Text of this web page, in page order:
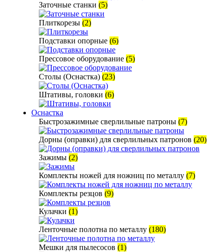
Заточные станки (5)
Плиткорезы (2)
Подставки опорные (6)
Прессовое оборудование (5)
Столы (Оснастка) (23)
Штативы, головки (6)
Оснастка
Быстрозажимные сверлильные патроны (7)
Дорны (оправки) для сверлильных патронов (20)
Зажимы (2)
Комплекты ножей для ножниц по металлу (7)
Комплекты резцов (9)
Кулачки (1)
Ленточные полотна по металлу (180)
Мешки для пылесосов (1)